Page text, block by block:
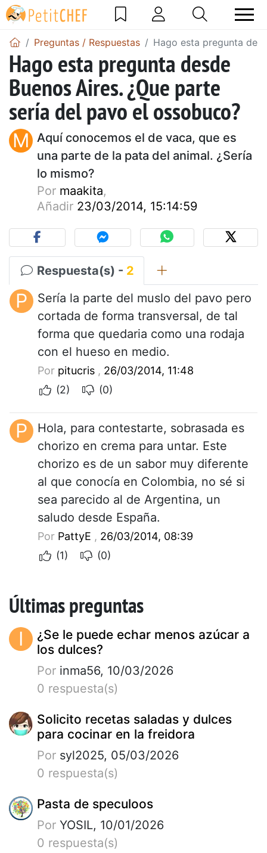
Preguntas / Respuestas Hago esta pregunta
Hago esta pregunta desde
Buenos Aires. ¿Que parte
sería del pavo el ossobuco?
M Aquí conocemos el de vaca, que es
una parte de la pata del animal. ¿Sería
lo mismo?
Por maakita,
Añadir 23/03/2014, 15:14:59
Respuesta(s) - 2
P
Sería la parte del muslo del pavo pero
cortada de forma transversal, de tal
forma que quedaria como una rodaja
con el hueso en medio.
Por pitucris , 26/03/2014, 11:48
(2)
(0)
P
Hola, para contestarte, sobrasada es
chorizo en crema para untar. Este
chorizo es de un sabor muy diferente
al que conocía en Colombia, no sé si
sea parecido al de Argentina, un
saludo desde España.
Por PattyE , 26/03/2014, 08:39
(1)
(0)
Últimas preguntas
I
¿Se le puede echar menos azúcar a
los dulces?
Por inma56, 10/03/2026
0 respuesta(s)
Solicito recetas saladas y dulces
para cocinar en la freidora
Por syl2025, 05/03/2026
0 respuesta(s)
Pasta de speculoos
Por YOSIL, 10/01/2026
0 respuesta(s)